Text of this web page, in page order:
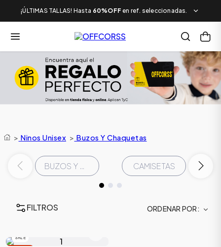
¡ÚLTIMAS TALLAS! Hasta 60%OFF en ref. seleccionadas.
> Ninos Unisex > Buzos Y Chaquetas
BUZOS Y CHAQUETAS CAMISETAS
FILTROS ORDENAR POR
SALE